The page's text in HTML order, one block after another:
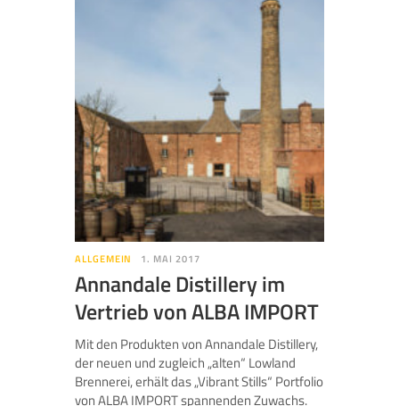
ALLGEMEIN 1. MAI 2017
Annandale Distillery im
Vertrieb von ALBA IMPORT
Mit den Produkten von Annandale Distillery,
der neuen und zugleich „alten“ Lowland
Brennerei, erhält das „Vibrant Stills“ Portfolio
von ALBA IMPORT spannenden Zuwachs.